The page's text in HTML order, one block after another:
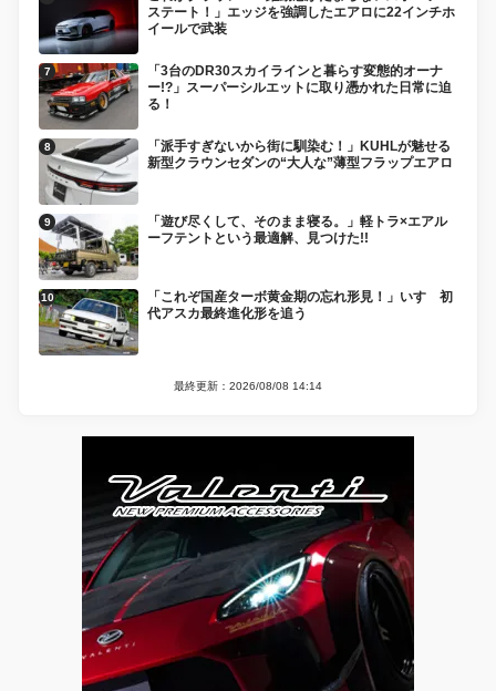
ステート！」エッジを強調したエアロに22インチホ
イールで武装
「3台のDR30スカイラインと暮らす変態的オーナ
ー!?」スーパーシルエットに取り憑かれた日常に迫
る！
「派手すぎないから街に馴染む！」KUHLが魅せる
新型クラウンセダンの“大人な”薄型フラップエアロ
「遊び尽くして、そのまま寝る。」軽トラ×エアル
ーフテントという最適解、見つけた!!
「これぞ国産ターボ黄金期の忘れ形見！」いすゞ初
代アスカ最終進化形を追う
最終更新：2026/08/08 14:14